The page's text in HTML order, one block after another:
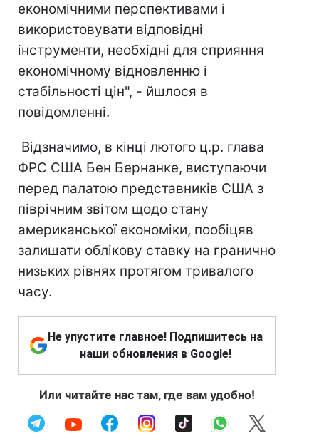
економічними перспективами і
використовувати відповідні
інструменти, необхідні для сприяння
економічному відновленню і
стабільності цін", - йшлося в
повідомленні.
Відзначимо, в кінці лютого ц.р. глава
ФРС США Бен Бернанке, виступаючи
перед палатою представників США з
піврічним звітом щодо стану
американської економіки, пообіцяв
залишати облікову ставку на гранично
низьких рівнях протягом тривалого
часу.
Не упустите главное! Подпишитесь на
наши обновления в Google!
Или читайте нас там, где вам удобно!